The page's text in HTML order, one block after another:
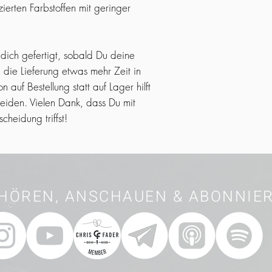
Farbstoffen mit geringer
gefertigt, sobald Du deine
Lieferung etwas mehr Zeit in
auf Bestellung statt auf Lager hilft
Vielen Dank, dass Du mit
triffst!
ANSCHAUEN &